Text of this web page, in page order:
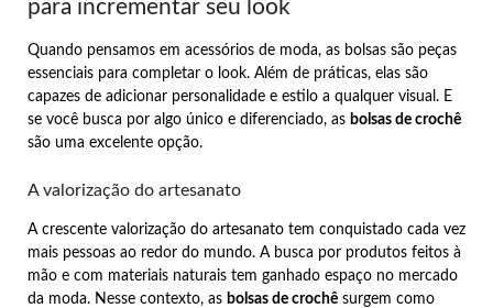
para incrementar seu look
Quando pensamos em acessórios de moda, as bolsas são peças
essenciais para completar o look. Além de práticas, elas são
capazes de adicionar personalidade e estilo a qualquer visual. E
se você busca por algo único e diferenciado, as bolsas de crochê
são uma excelente opção.
A valorização do artesanato
A crescente valorização do artesanato tem conquistado cada vez
mais pessoas ao redor do mundo. A busca por produtos feitos à
mão e com materiais naturais tem ganhado espaço no mercado
da moda. Nesse contexto, as bolsas de crochê surgem como